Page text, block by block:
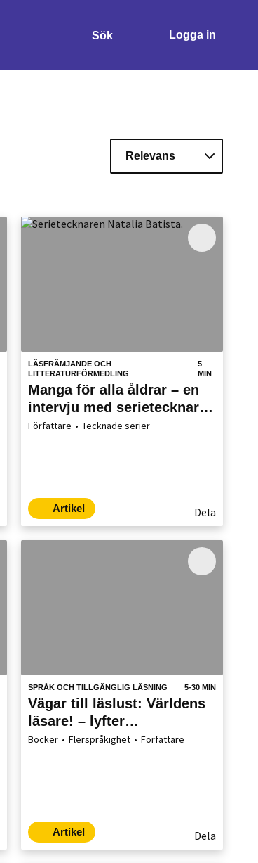
Sök Logga in
LÄSFRÄMJANDE OCH
LITTERATURFÖRMEDLING
5
MIN
Manga för alla åldrar – en
intervju med serietecknaren
Natalia Batista
Författare Tecknade serier
Artikel Dela
SPRÅK OCH TILLGÄNGLIG LÄSNING 5-30 MIN
Vägar till läslust: Världens
läsare! – lyfter
flerspråkighetens
Böcker Flerspråkighet Författare
Artikel Dela